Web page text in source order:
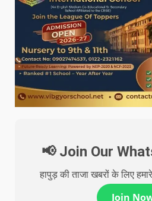
📢 Join Our
हापुड़ की ताजा खबरों के लिए
Join